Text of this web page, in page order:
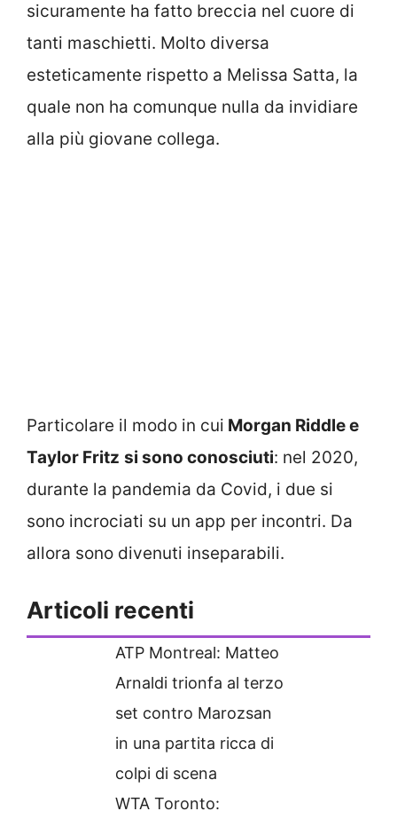
sicuramente ha fatto breccia nel cuore di
tanti maschietti. Molto diversa
esteticamente rispetto a Melissa Satta, la
quale non ha comunque nulla da invidiare
alla più giovane collega.
Particolare il modo in cui Morgan Riddle e
Taylor Fritz si sono conosciuti: nel 2020,
durante la pandemia da Covid, i due si
sono incrociati su un app per incontri. Da
allora sono divenuti inseparabili.
Articoli recenti
ATP Montreal: Matteo
Arnaldi trionfa al terzo
set contro Marozsan
in una partita ricca di
colpi di scena
WTA Toronto: